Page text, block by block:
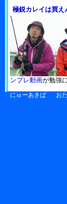
極鋭カレイは買え
ンプレ動画が勉強
にゅーあきば お